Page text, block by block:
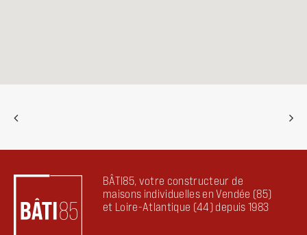
BÂTI85, votre constructeur de
maisons individuelles en Vendée (85)
et Loire-Atlantique (44) depuis 1983